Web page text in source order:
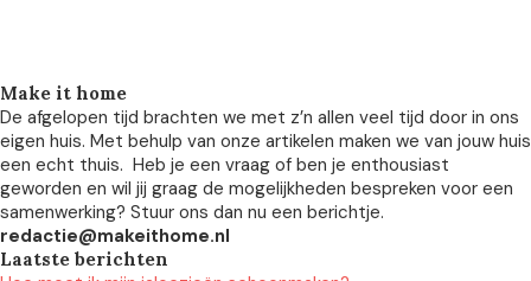
Make it home
De afgelopen tijd brachten we met z’n allen veel tijd door in ons
eigen huis. Met behulp van onze artikelen maken we van jouw huis
een echt thuis. Heb je een vraag of ben je enthousiast
geworden en wil jij graag de mogelijkheden bespreken voor een
samenwerking? Stuur ons dan nu een berichtje.
redactie@makeithome.nl
Laatste berichten